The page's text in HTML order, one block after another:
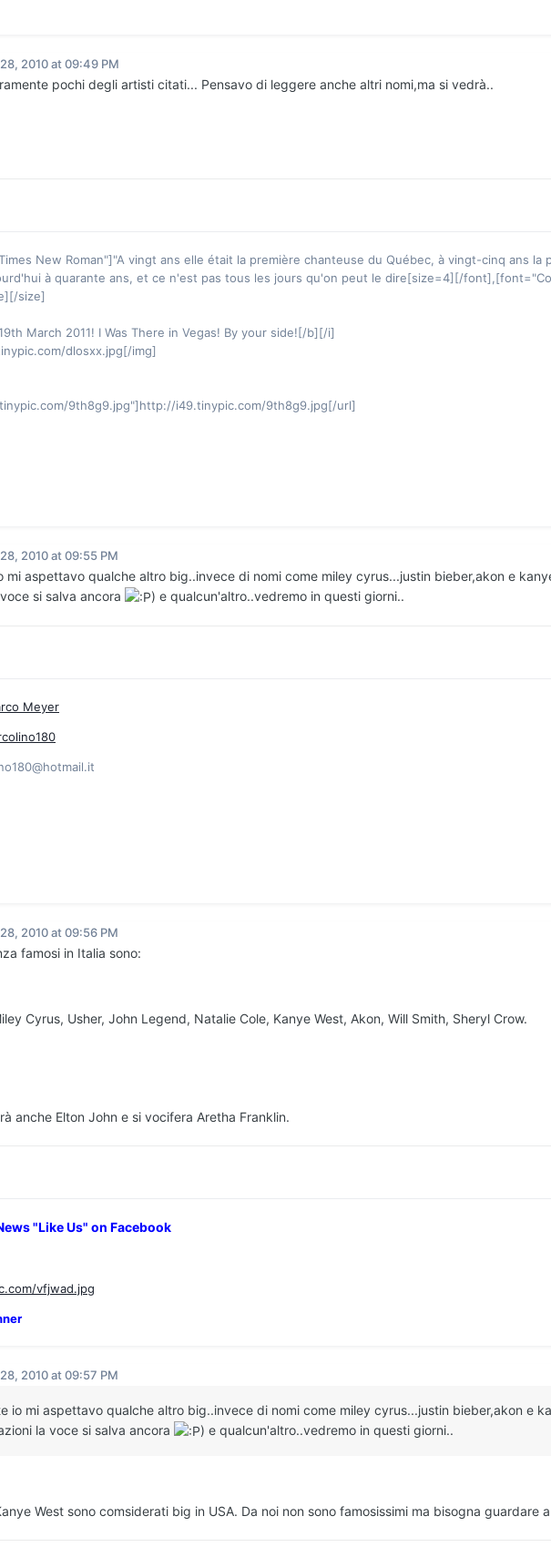
2010 at 09:49 PM
pochi degli artisti citati... Pensavo di leggere anche altri nomi,ma si vedrà..
New Roman"]"A vingt ans elle était la première chanteuse du Québec, à vingt-cinq ans
à quarante ans, et ce n'est pas tous les jours qu'on peut le dire[size=4][/
size]
March 2011! I Was There in Vegas! By your side![/b][/i]
dlosxx.jpg[/img]
9th8g9.jpg"]http://i49.tinypic.com/9th8g9.jpg[/url]
2010 at 09:55 PM
mi aspettavo qualche altro big..invece di nomi come miley cyrus...justin bieber,akon e
si salva ancora
) e qualcun'altro..vedremo in questi giorni..
Meyer
2010 at 09:56 PM
famosi in Italia sono:
Cyrus, Usher, John Legend, Natalie Cole, Kanye West, Akon, Will Smith, Sheryl Crow.
anche Elton John e si vocifera Aretha Franklin.
"Like Us" on Facebook
vfjwad.jpg
2010 at 09:57 PM
io mi aspettavo qualche altro big..invece di nomi come miley cyrus...justin bieber,akon e
la voce si salva ancora
) e qualcun'altro..vedremo in questi giorni..
West sono comsiderati big in USA. Da noi non sono famosissimi ma bisogna guardare